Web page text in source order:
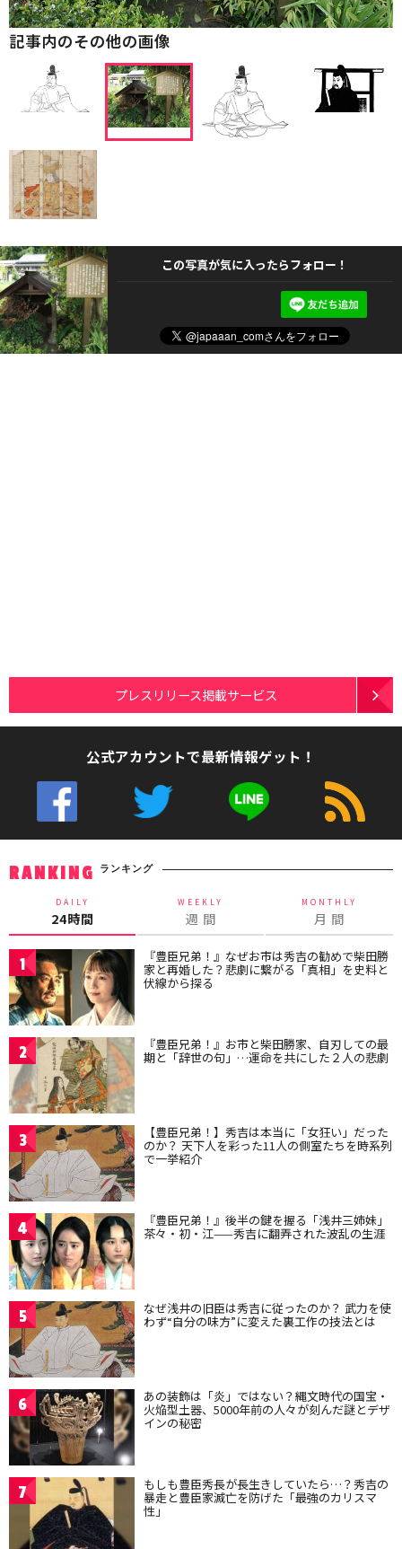
記事内のその他の画像
この写真が気に入ったらフォロー！
プレスリリース掲載サービス
公式アカウントで最新情報ゲット！
RANKING ランキング
DAILY
24時間
WEEKLY
週 間
MONTHLY
月 間
1 『豊臣兄弟！』なぜお市は秀吉の勧めで柴田勝
家と再婚した？悲劇に繋がる「真相」を史料と
伏線から探る
2 『豊臣兄弟！』お市と柴田勝家、自刃しての最
期と「辞世の句」…運命を共にした２人の悲劇
3 【豊臣兄弟！】秀吉は本当に「女狂い」だった
のか？ 天下人を彩った11人の側室たちを時系列
で一挙紹介
4 『豊臣兄弟！』後半の鍵を握る「浅井三姉妹」
茶々・初・江——秀吉に翻弄された波乱の生涯
5 なぜ浅井の旧臣は秀吉に従ったのか？ 武力を使
わず“自分の味方”に変えた裏工作の技法とは
6 あの装飾は「炎」ではない？縄文時代の国宝・
火焔型土器、5000年前の人々が刻んだ謎とデザ
インの秘密
7 もしも豊臣秀長が長生きしていたら…？秀吉の
暴走と豊臣家滅亡を防げた「最強のカリスマ
性」